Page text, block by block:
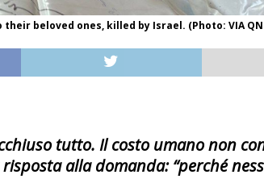
beloved ones, killed by Israel. (Photo: VIA
tutto. Il costo umano non
alla domanda: “perché